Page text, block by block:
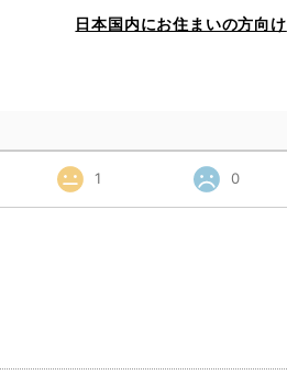
日本国内にお住まいの方向け
1 0